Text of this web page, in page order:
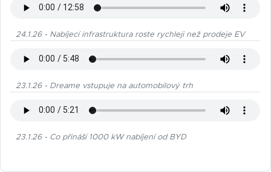
24.1.26 - Nabíjecí infrastruktura roste rychleji než prodeje EV
23.1.26 - Dreame vstupuje na automobilový trh
23.1.26 - Co přináší 1000 kW nabíjení od BYD